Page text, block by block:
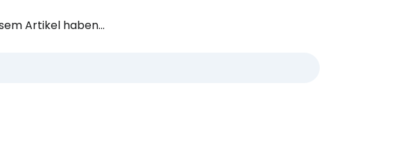
Artikel haben...